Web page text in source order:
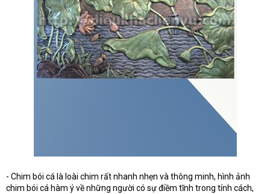
- Chim bói cá là loài chim rất nhanh nhẹn và thông minh, hình ảnh
chim bói cá hàm ý về những người có sự điềm tĩnh trong tính cách,